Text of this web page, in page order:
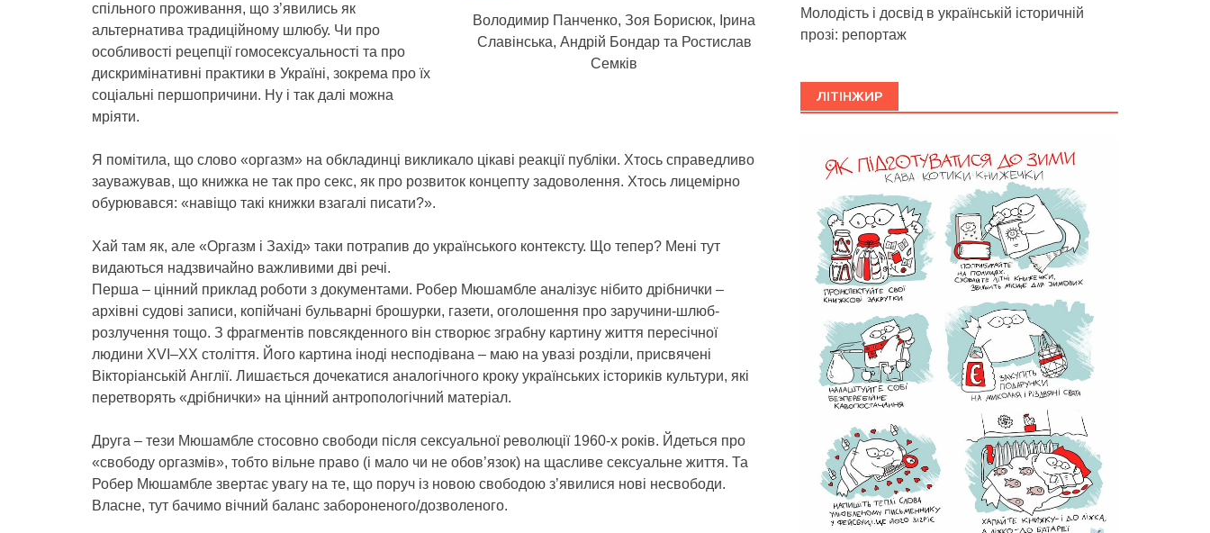
Володимир Панченко, Зоя Борисюк, Ірина
Славінська, Андрій Бондар та Ростислав
Семків
спільного проживання, що з’явились як
альтернатива традиційному шлюбу. Чи про
особливості рецепції гомосексуальності та про
дискримінативні практики в Україні, зокрема про їх
соціальні першопричини. Ну і так далі можна
мріяти.
Я помітила, що слово «оргазм» на обкладинці викликало цікаві реакції публіки. Хтось справедливо
зауважував, що книжка не так про секс, як про розвиток концепту задоволення. Хтось лицемірно
обурювався: «навіщо такі книжки взагалі писати?».
Хай там як, але «Оргазм і Захід» таки потрапив до українського контексту. Що тепер? Мені тут
видаються надзвичайно важливими дві речі.
Перша – цінний приклад роботи з документами. Робер Мюшамбле аналізує нібито дрібнички –
архівні судові записи, копійчані бульварні брошурки, газети, оголошення про заручини-шлюб-
розлучення тощо. З фрагментів повсякденного він створює зграбну картину життя пересічної
людини ХVІ–ХХ століття. Його картина іноді несподівана – маю на увазі розділи, присвячені
Вікторіанській Англії. Лишається дочекатися аналогічного кроку українських істориків культури, які
перетворять «дрібнички» на цінний антропологічний матеріал.
Друга – тези Мюшамбле стосовно свободи після сексуальної революції 1960-х років. Йдеться про
«свободу оргазмів», тобто вільне право (і мало чи не обов’язок) на щасливе сексуальне життя. Та
Робер Мюшамбле звертає увагу на те, що поруч із новою свободою з’явилися нові несвободи.
Власне, тут бачимо вічний баланс забороненого/дозволеного.
Молодість і досвід в українській історичній
прозі: репортаж
ЛІТІНЖИР